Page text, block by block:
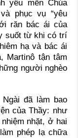
yêu mến Chúa
phục vụ “yêu
răn bác ái của
suốt từ khi có trí
hạ và bác ái
Martinô tận tâm
người nghèo
đã làm bao
của Thầy: như
nhặt, ở hai
phép lạ chữa